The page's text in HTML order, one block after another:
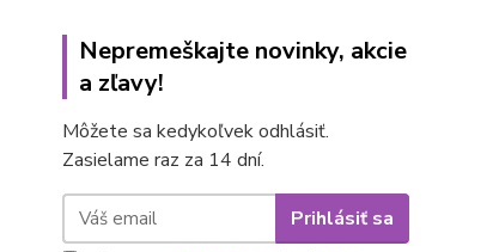
Nepremeškajte novinky, akcie
a zľavy!
Môžete sa kedykoľvek odhlásiť.
Zasielame raz za 14 dní.
Prihlásiť sa